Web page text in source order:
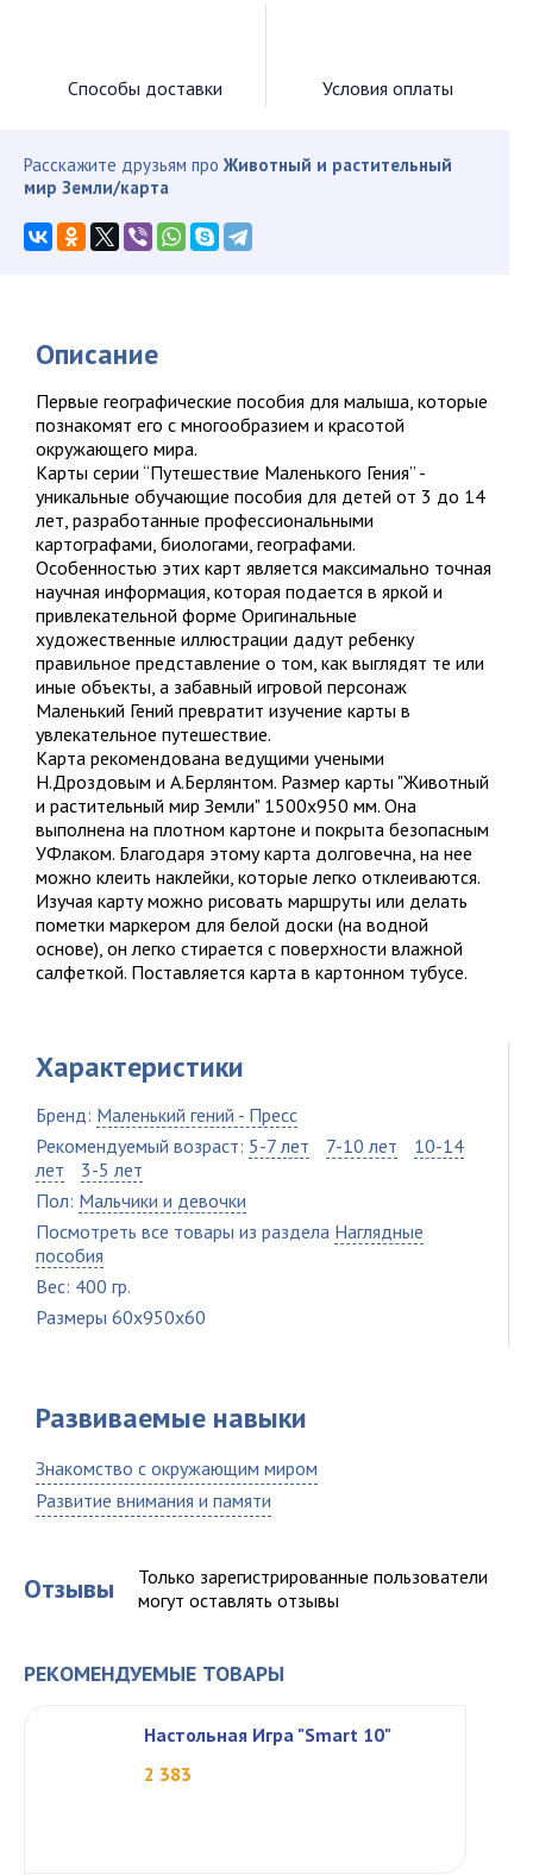
Способы доставки Условия оплаты
Расскажите друзьям про Животный и растительный
мир Земли/карта
Описание
Первые географические пособия для малыша, которые
познакомят его с многообразием и красотой
окружающего мира.
Карты серии “Путешествие Маленького Гения” -
уникальные обучающие пособия для детей от 3 до 14
лет, разработанные профессиональными
картографами, биологами, географами.
Особенностью этих карт является максимально точная
научная информация, которая подается в яркой и
привлекательной форме Оригинальные
художественные иллюстрации дадут ребенку
правильное представление о том, как выглядят те или
иные объекты, а забавный игровой персонаж
Маленький Гений превратит изучение карты в
увлекательное путешествие.
Карта рекомендована ведущими учеными
Н.Дроздовым и А.Берлянтом. Размер карты "Животный
и растительный мир Земли" 1500х950 мм. Она
выполнена на плотном картоне и покрыта безопасным
УФлаком. Благодаря этому карта долговечна, на нее
можно клеить наклейки, которые легко отклеиваются.
Изучая карту можно рисовать маршруты или делать
пометки маркером для белой доски (на водной
основе), он легко стирается с поверхности влажной
салфеткой. Поставляется карта в картонном тубусе.
Характеристики
Бренд: Маленький гений - Пресс
Рекомендуемый возраст: 5-7 лет 7-10 лет
10-14
лет
3-5 лет
Пол: Мальчики и девочки
Посмотреть все товары из раздела Наглядные
пособия
Вес: 400 гр.
Размеры 60x950x60
Развиваемые навыки
Знакомство с окружающим миром
Развитие внимания и памяти
Отзывы
Только зарегистрированные пользователи
могут оставлять отзывы
РЕКОМЕНДУЕМЫЕ ТОВАРЫ
Настольная Игра "Smart 10"
2 383